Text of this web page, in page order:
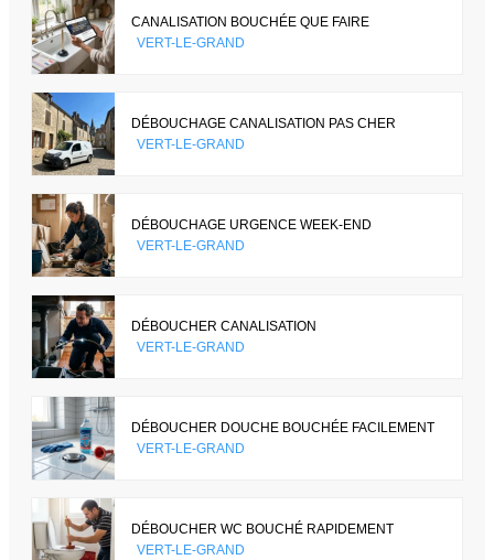
CANALISATION BOUCHÉE QUE FAIRE
VERT-LE-GRAND
DÉBOUCHAGE CANALISATION PAS CHER
VERT-LE-GRAND
DÉBOUCHAGE URGENCE WEEK-END
VERT-LE-GRAND
DÉBOUCHER CANALISATION
VERT-LE-GRAND
DÉBOUCHER DOUCHE BOUCHÉE FACILEMENT
VERT-LE-GRAND
DÉBOUCHER WC BOUCHÉ RAPIDEMENT
VERT-LE-GRAND